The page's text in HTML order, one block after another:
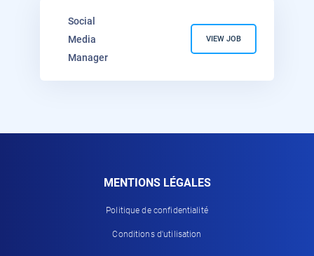
Social
Media
Manager
VIEW JOB
MENTIONS LÉGALES
Politique de confidentialité
Conditions d'utilisation